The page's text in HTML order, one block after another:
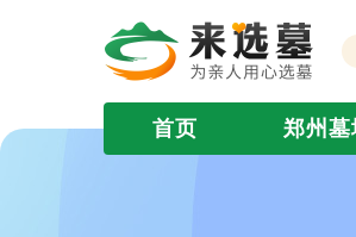
首页 郑州